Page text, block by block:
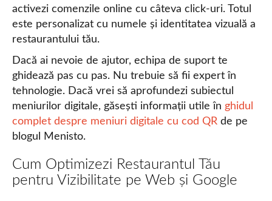
activezi comenzile online cu câteva click-uri. Totul
este personalizat cu numele și identitatea vizuală a
restaurantului tău.
Dacă ai nevoie de ajutor, echipa de suport te
ghidează pas cu pas. Nu trebuie să fii expert în
tehnologie. Dacă vrei să aprofundezi subiectul
meniurilor digitale, găsești informații utile în ghidul
complet despre meniuri digitale cu cod QR de pe
blogul Menisto.
Cum Optimizezi Restaurantul Tău
pentru Vizibilitate pe Web și Google